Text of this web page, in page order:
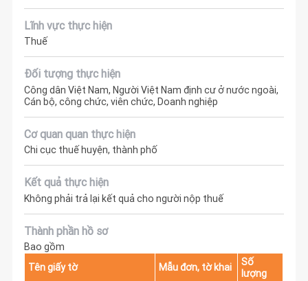
Lĩnh vực thực hiện
Thuế
Đối tượng thực hiện
Công dân Việt Nam, Người Việt Nam định cư ở nước ngoài,
Cán bộ, công chức, viên chức, Doanh nghiệp
Cơ quan quan thực hiện
Chi cục thuế huyện, thành phố
Kết quả thực hiện
Không phải trả lại kết quả cho người nộp thuế
Thành phần hồ sơ
Bao gồm
Tên giấy tờ
Mẫu đơn, tờ khai
Số
lượng